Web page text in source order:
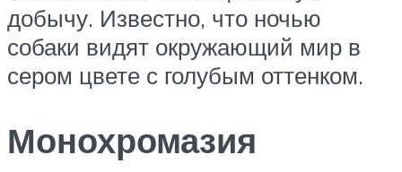
добычу. Известно, что ночью
собаки видят окружающий мир в
сером цвете с голубым оттенком.
Монохромазия